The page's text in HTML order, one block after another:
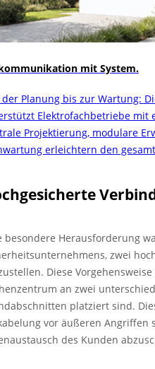
mit System.
der Planung bis zur Wartung:
Elektrofachbetriebe mit
Projektierung, modulare
erleichtern den
besondere Herausforderung
zwei
Diese
an zwei
platziert sind.
vor äußeren Angriffen
des Kunden